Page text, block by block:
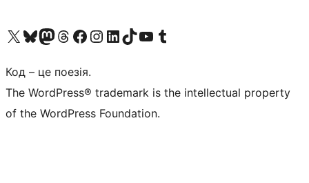
Visit our X (formerly Twitter) account
Visit our Bluesky account
Завітайте до нашої стрічки в Mastodon
Visit our Threads account
Завітайте на нашу сторінку в Facebook
Visit our Instagram account
Visit our LinkedIn account
Visit our TikTok account
Visit our YouTube channel
Visit our Tumblr account
Код – це поезія.
The WordPress® trademark is the intellectual property
of the WordPress Foundation.